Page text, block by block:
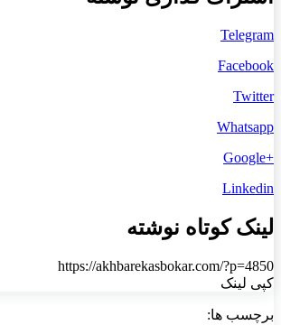
Telegram
Facebook
Twitter
Whatsapp
+Google
Linkedin
لینک کوتاه نوشته
https://akhbarekasbokar.com/?p=4850
کپی لینک
برچسب ها: